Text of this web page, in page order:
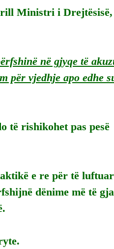
Ministri i Drejtësisë,
në gjyqe të
për vjedhje apo edhe
të rishikohet pas pesë
e re për të luftuar
dënime më të